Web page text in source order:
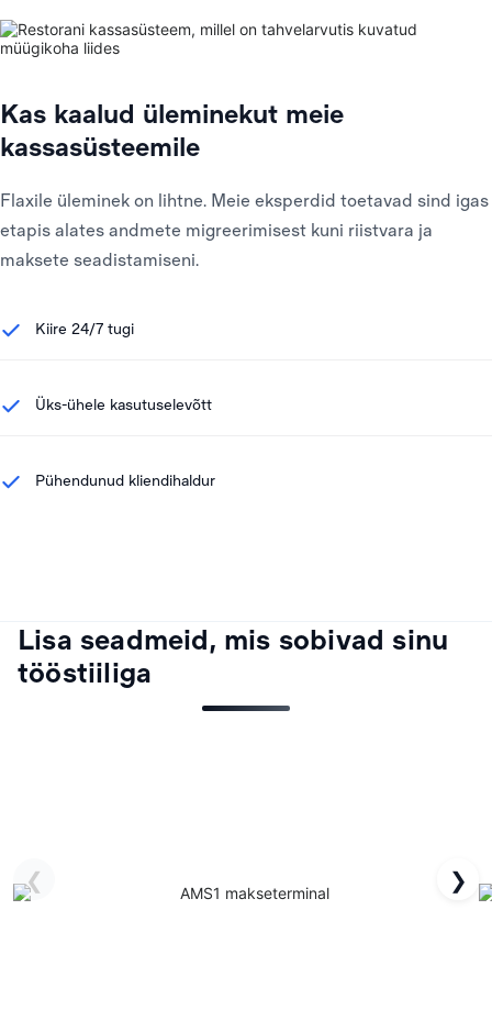
Kas kaalud üleminekut meie
kassasüsteemile
Flaxile üleminek on lihtne. Meie eksperdid toetavad sind igas
etapis alates andmete migreerimisest kuni riistvara ja
maksete seadistamiseni.
Kiire 24/7 tugi
Üks-ühele kasutuselevõtt
Pühendunud kliendihaldur
Lisa seadmeid, mis sobivad sinu
tööstiiliga
❮ ❯